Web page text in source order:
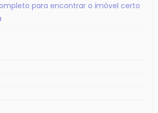
para encontrar o imóvel certo